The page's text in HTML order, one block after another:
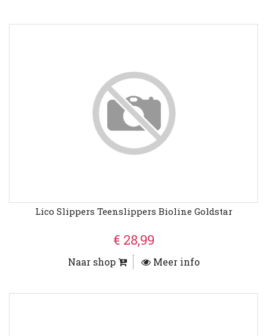
Lico Slippers Teenslippers Bioline Goldstar
€ 28,99
Naar shop Meer info